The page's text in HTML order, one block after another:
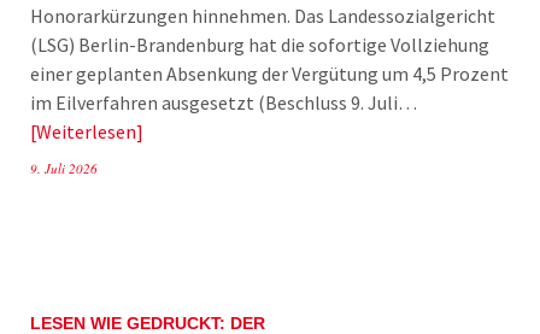
Honorarkürzungen hinnehmen. Das Landessozialgericht
(LSG) Berlin-Brandenburg hat die sofortige Vollziehung
einer geplanten Absenkung der Vergütung um 4,5 Prozent
im Eilverfahren ausgesetzt (Beschluss 9. Juli…
Weiterlesen
9. Juli 2026
LESEN WIE GEDRUCKT: DER